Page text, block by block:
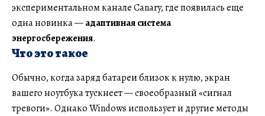
экспериментальном канале Canary, где появилась еще
одна новинка —адаптивная система
энергосбережения.
Что это такое
Обычно, когда заряд батареи близок к нулю, экран
вашего ноутбука тускнеет — своеобразный «сигнал
тревоги». Однако Windows использует и другие методы